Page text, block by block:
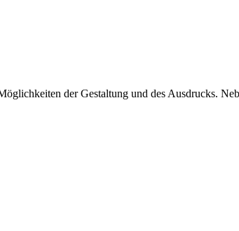
der Gestaltung und des Ausdrucks.